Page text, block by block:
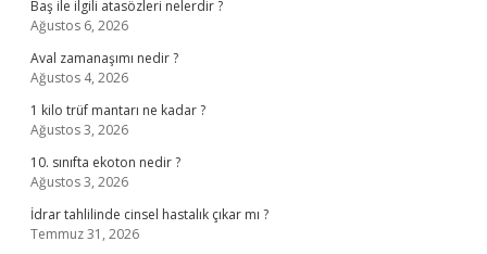
Baş ile ilgili atasözleri nelerdir ?
Ağustos 6, 2026
Aval zamanaşımı nedir ?
Ağustos 4, 2026
1 kilo trüf mantarı ne kadar ?
Ağustos 3, 2026
10. sınıfta ekoton nedir ?
Ağustos 3, 2026
İdrar tahlilinde cinsel hastalık çıkar mı ?
Temmuz 31, 2026